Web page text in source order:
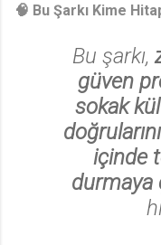
🧠 Bu Şarkı Kime
Bu şarkı,
güven
sokak
içinde
durmaya